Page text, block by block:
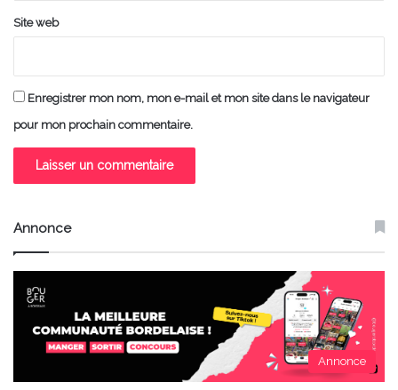
Site web
Enregistrer mon nom, mon e-mail et mon site dans le navigateur
pour mon prochain commentaire.
Annonce
Annonce